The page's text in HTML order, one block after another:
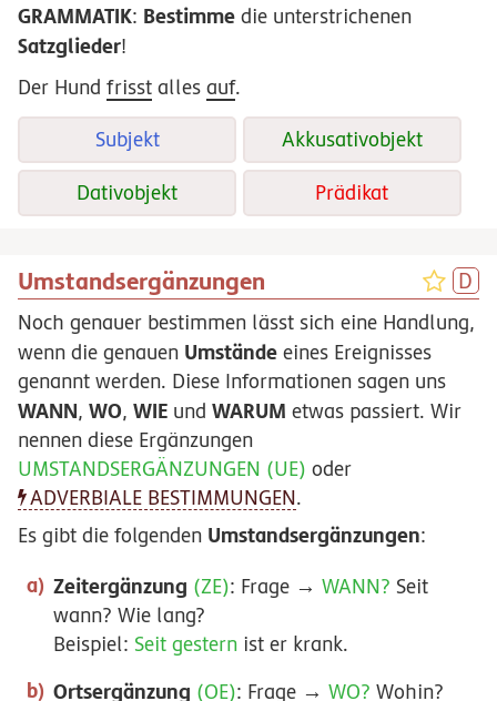
GRAMMATIK: Bestimme die unterstrichenen
Satzglieder!
Der Hund frisst alles auf.
Subjekt Akkusativobjekt
Dativobjekt Prädikat
Umstandsergänzungen
Noch genauer bestimmen lässt sich eine Handlung,
wenn die genauen Umstände eines Ereignisses
genannt werden. Diese Informationen sagen uns
WANN, WO, WIE und WARUM etwas passiert. Wir
nennen diese Ergänzungen
UMSTANDSERGÄNZUNGEN (UE) oder
ADVERBIALE BESTIMMUNGEN.
Es gibt die folgenden Umstandsergänzungen:
Zeitergänzung (ZE): Frage → WANN? Seit
wann? Wie lang?
Beispiel: Seit gestern ist er krank.
Ortsergänzung (OE): Frage → WO? Wohin?